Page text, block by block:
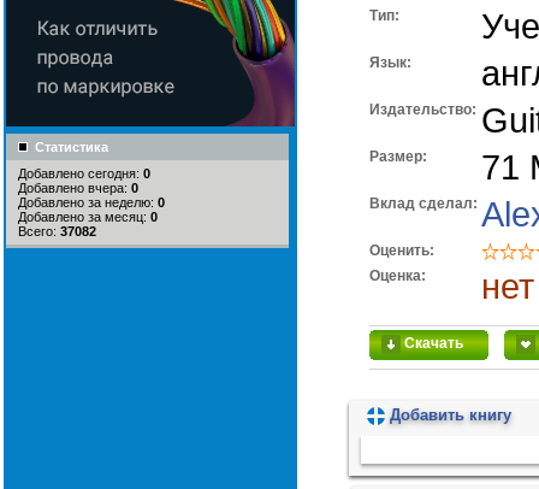
Статистика
Добавлено сегодня: 0
Добавлено вчера: 0
Добавлено за неделю: 0
Добавлено за месяц: 0
Всего: 37082
Тип:
Язык:
Издательство:
Размер: 71
Вклад сделал:
Оценить:
Оценка:
Скачать
Добавить книгу